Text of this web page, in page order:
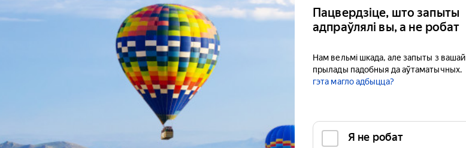
Пацвердзіце, што запыты
адпраўлялі вы, а не робат
Нам вельмі шкада, але запыты з вашай
прылады падобныя да аўтаматычных.
гэта магло адбыцца?
Я не робат